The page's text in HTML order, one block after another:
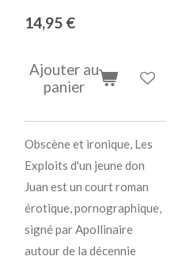
14,95 €
Ajouter au
panier
Obscène et ironique, Les
Exploits d'un jeune don
Juan est un court roman
érotique, pornographique,
signé par Apollinaire
autour de la décennie